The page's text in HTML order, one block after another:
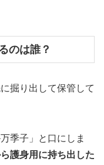
のは誰？
掘り出して保管して
季子」と口にしま
護身用に持ち出した